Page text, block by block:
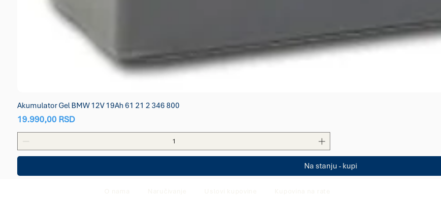
Akumulator Gel BMW 12V 19Ah 61 21 2 346 800
Price
19.990,00 RSD
Na stanju - kupi